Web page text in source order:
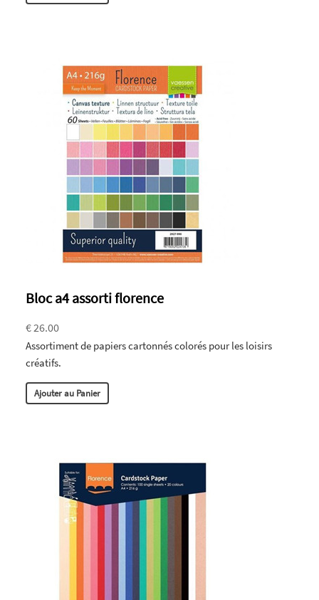
Bloc a4 assorti florence
€ 26.00
Assortiment de papiers cartonnés colorés pour les loisirs
créatifs.
Ajouter au Panier